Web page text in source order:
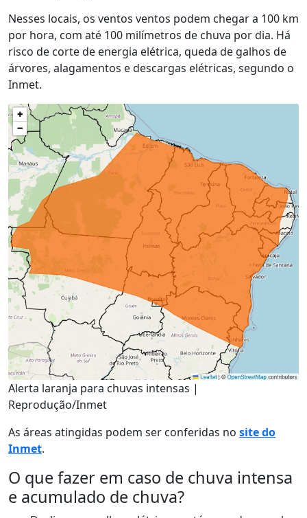
Nesses locais, os ventos ventos podem chegar a 100 km
por hora, com até 100 milímetros de chuva por dia. Há
risco de corte de energia elétrica, queda de galhos de
árvores, alagamentos e descargas elétricas, segundo o
Inmet.
Alerta laranja para chuvas intensas |
Reprodução/Inmet
As áreas atingidas podem ser conferidas no site do
Inmet.
O que fazer em caso de chuva intensa
e acumulado de chuva?